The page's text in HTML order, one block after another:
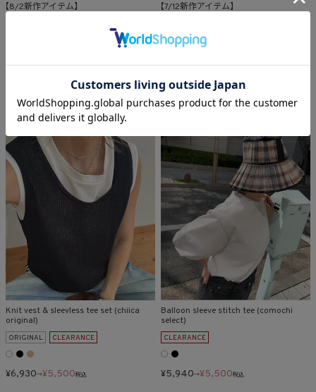
【8/2新作アイテム】
【7/12新作アイテム】
NEW
Knit vest & sleevless tee set (chiica
original)
ORIGINAL CLEARANCE
¥6,930→¥5,500税込
Balloon sleeve stitch tee (comochi
select)
CLEARANCE
¥5,940→¥5,500税込